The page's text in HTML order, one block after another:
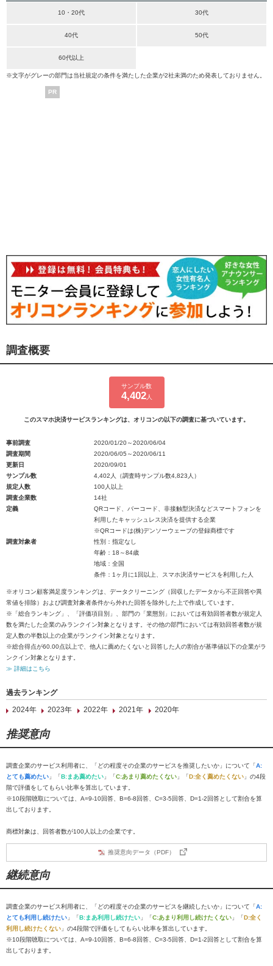
10・20代 30代
40代 50代
60代以上
※文字がグレーの部門は当社規定の条件を満たした企業が2社未満のため発表しておりません。
PR
調査概要
サンプル数
4,402人
このスマホ決済サービスランキングは、オリコンの以下の調査に基づいています。
事前調査
2020/01/20～2020/06/04
調査期間
2020/06/05～2020/06/11
更新日
2020/09/01
サンプル数
4,402人（調査時サンプル数4,823人）
規定人数
100人以上
調査企業数
14社
定義
QRコード、バーコード、非接触型決済などスマートフォンを
利用したキャッシュレス決済を提供する企業
※QRコードは(株)デンソーウェーブの登録商標です
調査対象者
性別：指定なし
年齢：18～84歳
地域：全国
条件：1ヶ月に1回以上、スマホ決済サービスを利用した人
※オリコン顧客満足度ランキングは、データクリーニング（回収したデータから不正回答や異
常値を排除）および調査対象者条件から外れた回答を除外した上で作成しています。
※「総合ランキング」、「評価項目別」、部門の「業態別」においては有効回答者数が規定人
数を満たした企業のみランクイン対象となります。その他の部門においては有効回答者数が規
定人数の半数以上の企業がランクイン対象となります。
※総合得点が60.00点以上で、他人に薦めたくないと回答した人の割合が基準値以下の企業がラ
ンクイン対象となります。
≫ 詳細はこちら
過去ランキング
2024年
2023年 2022年 2021年 2020年
推奨意向
調査企業のサービス利用者に、「どの程度その企業のサービスを推奨したいか」について「A:
とても薦めたい 」「B:まあ薦めたい 」「C:あまり薦めたくない 」「D:全く薦めたくない 」の4段
階で評価をしてもらい比率を算出しています。
※10段階聴取については、A=9-10回答、B=6-8回答、C=3-5回答、D=1-2回答として割合を算
出しております。
商標対象は、回答者数が100人以上の企業です。
推奨意向データ（PDF）
継続意向
調査企業のサービス利用者に、「どの程度その企業のサービスを継続したいか」について「A:
とても利用し続けたい 」「B:まあ利用し続けたい 」「C:あまり利用し続けたくない 」「D:全く
利用し続けたくない 」の4段階で評価をしてもらい比率を算出しています。
※10段階聴取については、A=9-10回答、B=6-8回答、C=3-5回答、D=1-2回答として割合を算
出しております。